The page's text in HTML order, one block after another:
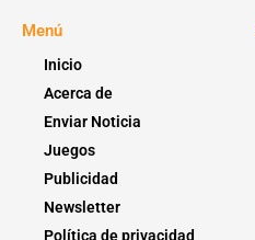
Menú
Inicio
Acerca de
Enviar Noticia
Juegos
Publicidad
Newsletter
Política de privacidad